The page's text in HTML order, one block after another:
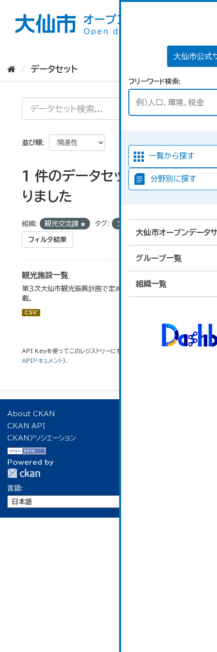
大仙市公式
フリーワード検索
一覧から探す
分野別に探す
大仙市オープンデータ
グループ一覧
組織一覧
データセット
並び順
1 件のデータセットが見つか
りました
組織: 観光交流課 タグ: 文化財
フィルタ結果
観光施設一覧
第３次大仙市観光振興計画で定めた、主要観光施設を掲
載。
CSV
API Keyを使ってこのレジストリーにもアクセス可能です
APIドキュメント).
About CKAN
CKAN API
CKANアソシエーション
Powered by
言語